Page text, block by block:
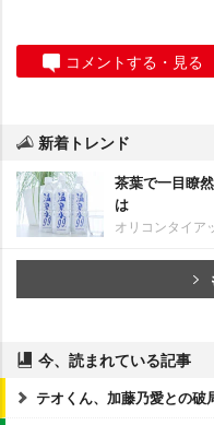
コメントする・見る
新着トレンド
茶葉で一目瞭
は
オリコンタイア
今、読まれている記事
テオくん、加藤乃愛との破